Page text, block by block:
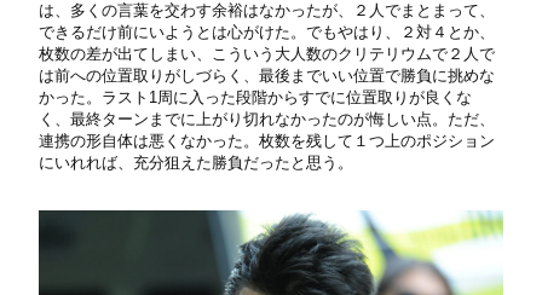
は、多くの言葉を交わす余裕はなかったが、２人でまとまって、
できるだけ前にいようとは心がけた。でもやはり、２対４とか、
枚数の差が出てしまい、こういう大人数のクリテリウムで２人で
は前への位置取りがしづらく、最後までいい位置で勝負に挑めな
かった。ラスト1周に入った段階からすでに位置取りが良くな
く、最終ターンまでに上がり切れなかったのが悔しい点。ただ、
連携の形自体は悪くなかった。枚数を残して１つ上のポジション
にいれれば、充分狙えた勝負だったと思う。